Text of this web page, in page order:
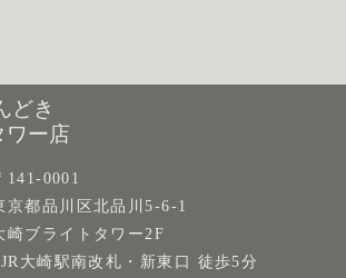
どき
ワー店
141-0001
京都品川区北品川5-6-1
崎ブライトタワー2F
大崎駅南改札・新東口 徒歩5分